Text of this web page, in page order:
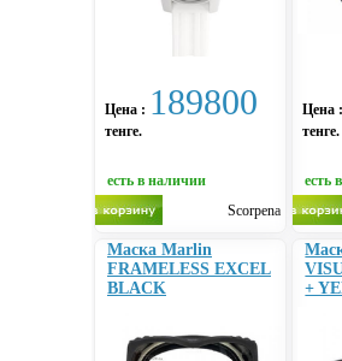
Цена : 189800
тенге.
есть в наличии
Scorpena
Цена
тенге.
есть
Маска Marlin
FRAMELESS EXCEL
BLACK
+